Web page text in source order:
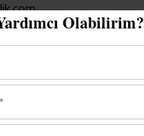
Olabilirim?